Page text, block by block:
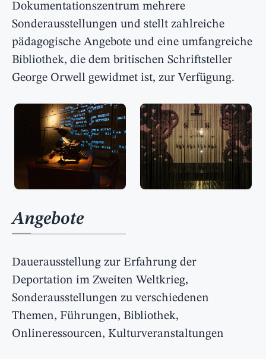
Dokumentationszentrum mehrere
Sonderausstellungen und stellt zahlreiche
pädagogische Angebote und eine umfangreiche
Bibliothek, die dem britischen Schriftsteller
George Orwell gewidmet ist, zur Verfügung.
Angebote
Dauerausstellung zur Erfahrung der
Deportation im Zweiten Weltkrieg,
Sonderausstellungen zu verschiedenen
Themen, Führungen, Bibliothek,
Onlineressourcen, Kulturveranstaltungen